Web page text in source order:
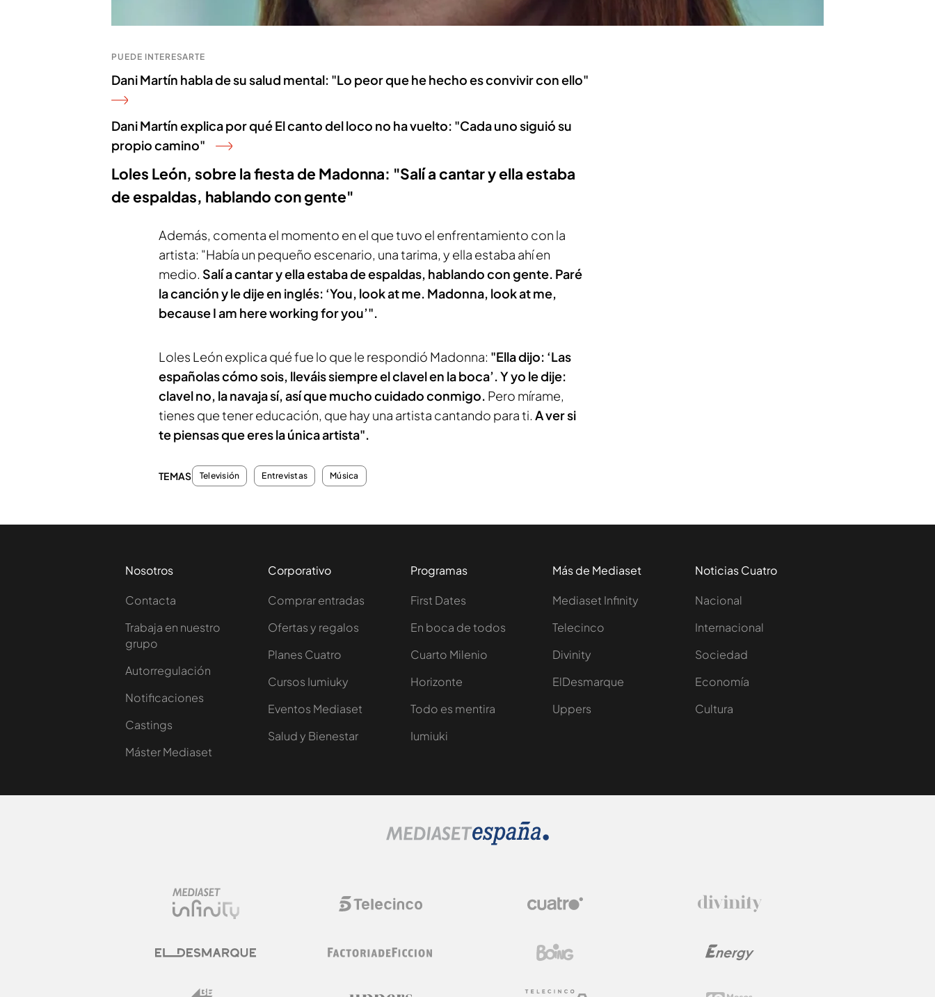
una fiesta, y Pedro nos dijo que íbamos a cantarle y de todo".
PUEDE INTERESARTE
Dani Martín habla de su salud mental: "Lo peor que he hecho es convivir con ello"
Dani Martín explica por qué El canto del loco no ha vuelto: "Cada uno siguió su
propio camino"
Loles León, sobre la fiesta de Madonna: "Salí a cantar y ella estaba
de espaldas, hablando con gente"
Además, comenta el momento en el que tuvo el enfrentamiento con la
artista: "Había un pequeño escenario, una tarima, y ella estaba ahí en
medio. Salí a cantar y ella estaba de espaldas, hablando con gente. Paré
la canción y le dije en inglés: ‘You, look at me. Madonna, look at me,
because I am here working for you’".
Loles León explica qué fue lo que le respondió Madonna: "Ella dijo: ‘Las
españolas cómo sois, lleváis siempre el clavel en la boca’. Y yo le dije:
clavel no, la navaja sí, así que mucho cuidado conmigo. Pero mírame,
tienes que tener educación, que hay una artista cantando para ti. A ver si
te piensas que eres la única artista".
TEMAS Televisión Entrevistas Música
Nosotros
Contacta
Trabaja en nuestro
grupo
Autorregulación
Notificaciones
Castings
Máster Mediaset
Corporativo
Comprar entradas
Ofertas y regalos
Planes Cuatro
Cursos Iumiuky
Eventos Mediaset
Salud y Bienestar
Programas
First Dates
En boca de todos
Cuarto Milenio
Horizonte
Todo es mentira
Iumiuki
Más de Mediaset
Mediaset Infinity
Telecinco
Divinity
ElDesmarque
Uppers
Noticias Cuatro
Nacional
Internacional
Sociedad
Economía
Cultura